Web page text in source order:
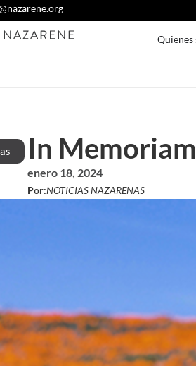
Quienes
In
enero 18, 2024
Por:NOTICIAS NAZARENAS